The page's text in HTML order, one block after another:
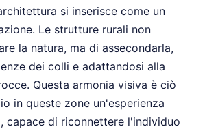
si inserisce come un
Le strutture rurali non
la natura, ma di assecondarla,
dei colli e adattandosi alla
Questa armonia visiva è ciò
in queste zone un'esperienza
capace di riconnettere l'individuo